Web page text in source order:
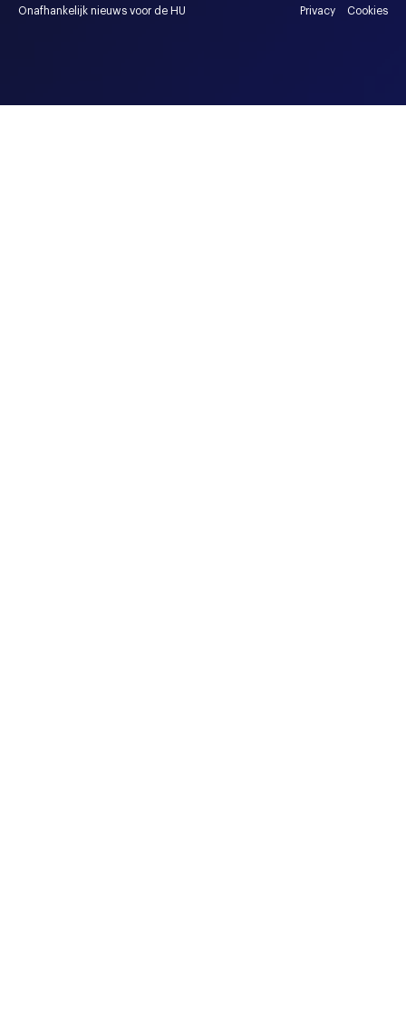
Onafhankelijk nieuws voor de HU Privacy Cookies